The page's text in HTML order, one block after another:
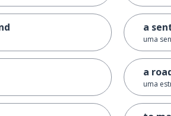
a
uma
a
uma